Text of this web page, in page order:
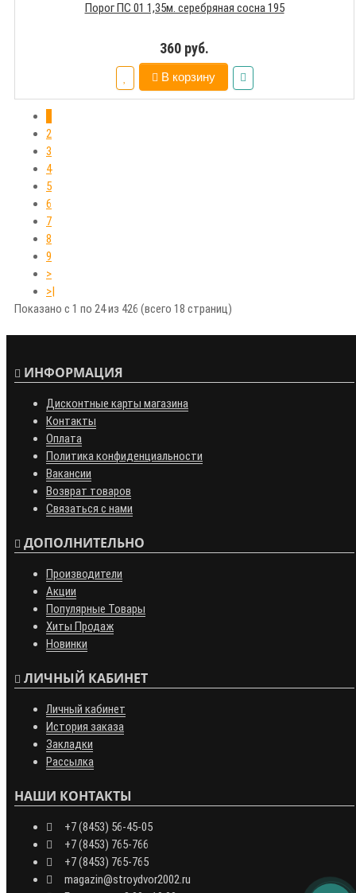
Порог ПС 01 1,35м. серебряная сосна 195
360 руб.
В корзину
2
3
4
5
6
7
8
9
>
>|
Показано с 1 по 24 из 426 (всего 18 страниц)
ИНФОРМАЦИЯ
Дисконтные карты магазина
Контакты
Оплата
Политика конфиденциальности
Вакансии
Возврат товаров
Связаться с нами
ДОПОЛНИТЕЛЬНО
Производители
Акции
Популярные Товары
Хиты Продаж
Новинки
ЛИЧНЫЙ КАБИНЕТ
Личный кабинет
История заказа
Закладки
Рассылка
НАШИ КОНТАКТЫ
+7 (8453) 56-45-05
+7 (8453) 765-766
+7 (8453) 765-765
magazin@stroydvor2002.ru